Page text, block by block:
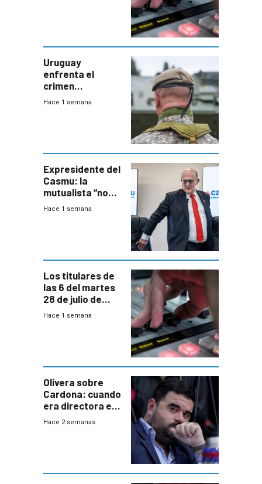
Uruguay
enfrenta el
crimen
organizado con
seguridad
Hace 1 semana
Expresidente del
Casmu: la
mutualista “no
está para pagar”
Hace 1 semana
Los titulares de
las 6 del martes
28 de julio de
2026
Hace 1 semana
Olivera sobre
Cardona: cuando
era directora en
UTE “no era muy
Hace 2 semanas